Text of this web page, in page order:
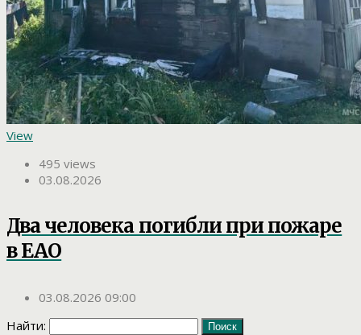
View
495 views
03.08.2026
Два человека погибли при пожаре
в ЕАО
03.08.2026 09:00
Найти: